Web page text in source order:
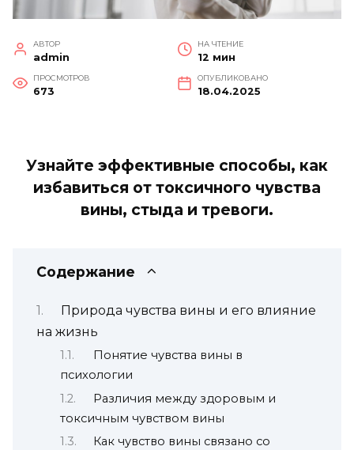
АВТОР
admin
НА ЧТЕНИЕ
12 мин
ПРОСМОТРОВ
673
ОПУБЛИКОВАНО
18.04.2025
Узнайте эффективные способы, как
избавиться от токсичного чувства
вины, стыда и тревоги.
Содержание
Природа чувства вины и его влияние
на жизнь
Понятие чувства вины в
психологии
Различия между здоровым и
токсичным чувством вины
Как чувство вины связано со